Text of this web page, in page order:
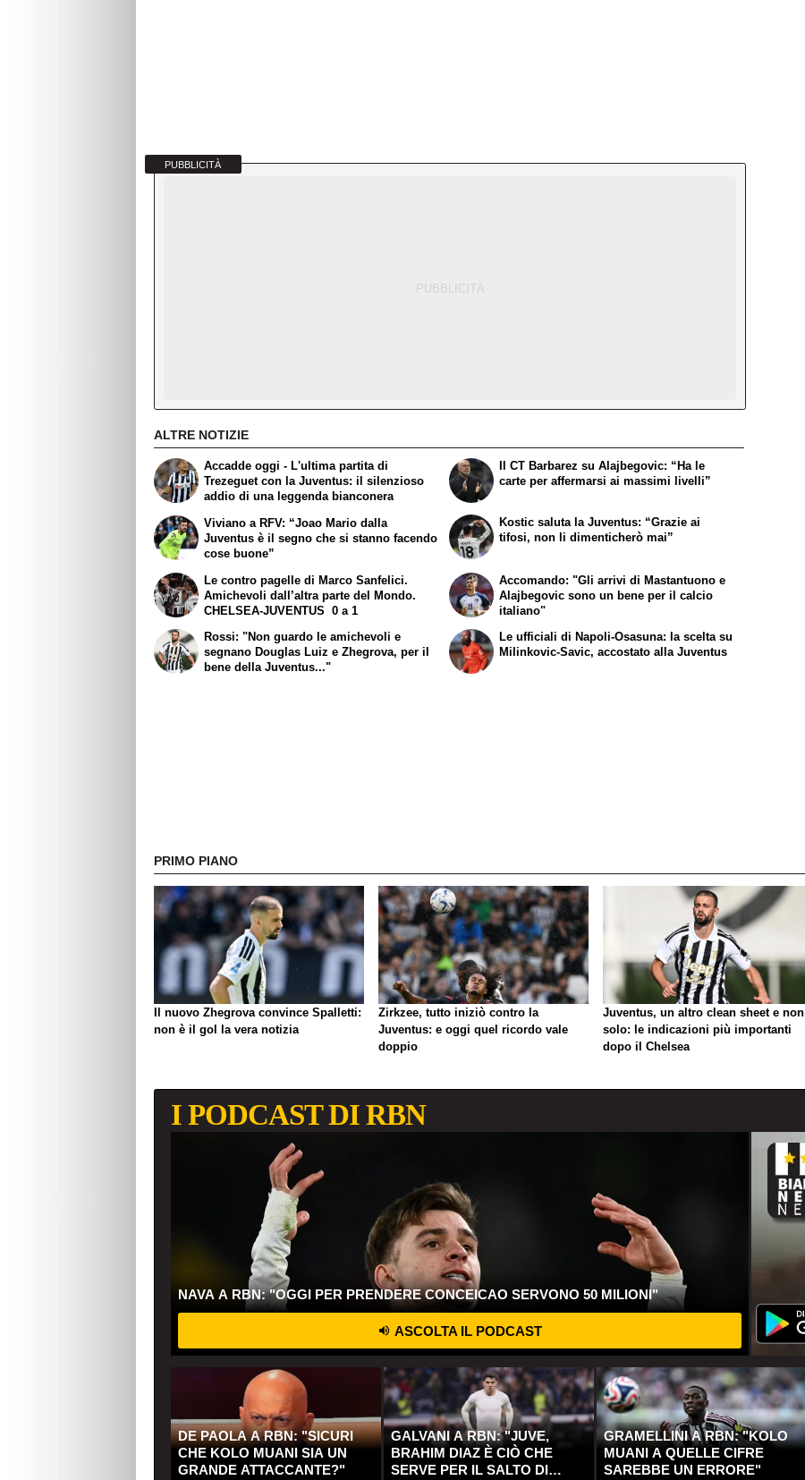
PUBBLICITÀ
ALTRE NOTIZIE
Accadde oggi - L'ultima partita di
Trezeguet con la Juventus: il silenzioso
addio di una leggenda bianconera
Viviano a RFV: “Joao Mario dalla
Juventus è il segno che si stanno facendo
cose buone”
Il CT Barbarez su Alajbegovic: “Ha le
carte per affermarsi ai massimi livelli”
Kostic saluta la Juventus: “Grazie ai
tifosi, non li dimenticherò mai”
Le contro pagelle di Marco Sanfelici.
Amichevoli dall’altra parte del Mondo.
CHELSEA-JUVENTUS 0 a 1
Rossi: "Non guardo le amichevoli e
segnano Douglas Luiz e Zhegrova, per il
bene della Juventus..."
Accomando: "Gli arrivi di Mastantuono e
Alajbegovic sono un bene per il calcio
italiano"
Le ufficiali di Napoli-Osasuna: la scelta su
Milinkovic-Savic, accostato alla Juventus
PRIMO PIANO
Il nuovo Zhegrova convince Spalletti:
non è il gol la vera notizia
Zirkzee, tutto iniziò contro la
Juventus: e oggi quel ricordo vale
doppio
Juventus, un altro clean sheet e non
solo: le indicazioni più importanti
dopo il Chelsea
I PODCAST DI RBN
NAVA A RBN: "OGGI PER PRENDERE CONCEICAO SERVONO 50 MILIONI"
ASCOLTA IL PODCAST
DE PAOLA A RBN: "SICURI
CHE KOLO MUANI SIA UN
GRANDE ATTACCANTE?"
GALVANI A RBN: "JUVE,
BRAHIM DIAZ È CIÒ CHE
SERVE PER IL SALTO DI
GRAMELLINI A RBN: "KOLO
MUANI A QUELLE CIFRE
SAREBBE UN ERRORE"